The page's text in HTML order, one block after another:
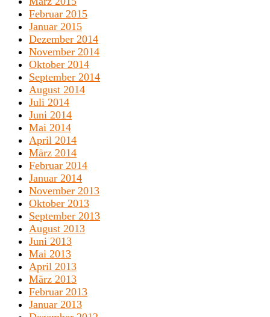
Februar 2015
Januar 2015
Dezember 2014
November 2014
Oktober 2014
September 2014
August 2014
Juli 2014
Juni 2014
Mai 2014
April 2014
März 2014
Februar 2014
Januar 2014
November 2013
Oktober 2013
September 2013
August 2013
Juni 2013
Mai 2013
April 2013
März 2013
Februar 2013
Januar 2013